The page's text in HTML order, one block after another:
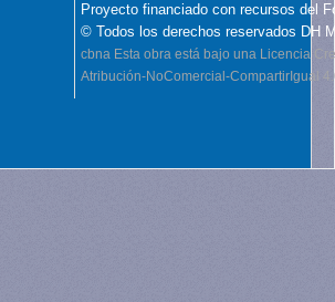
Proyecto financiado con recursos del
© Todos los derechos reservados DH
cbna Esta obra está bajo una Licencia
Atribución-NoComercial-CompartirIgual